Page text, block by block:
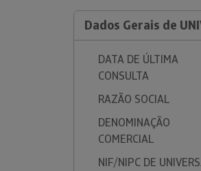
Dados Gerais de
DATA DE ÚLTIMA
CONSULTA
RAZÃO SOCIAL
DENOMINAÇÃO
COMERCIAL
NIF/NIPC DE